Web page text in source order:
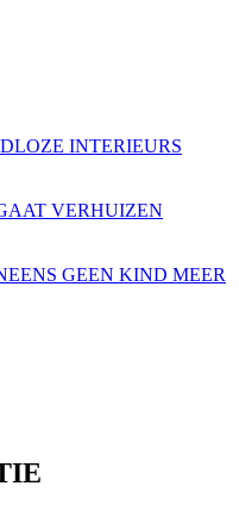
INTERIEURS
VERHUIZEN
GEEN KIND MEER